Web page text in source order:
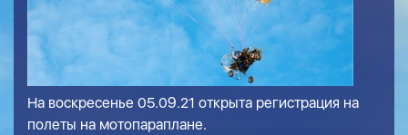
На воскресенье 05.09.21 открыта регистрация на
полеты на мотопараплане.